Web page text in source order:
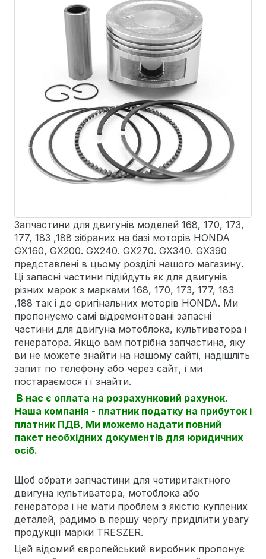
Запчастини для двигунів моделей 168, 170, 173,
177, 183 ,188 зібраних на базі моторів HONDA
GX160, GX200. GX240. GX270. GX340. GX390
представлені в цьому розділі нашого магазину.
Ці запасні частини підійдуть як для двигунів
різних марок з марками 168, 170, 173, 177, 183
,188 так і до оригінальних моторів HONDA. Ми
пропонуємо самі відремонтовані запасні
частини для двигуна мотоблока, культиватора і
генератора. Якщо вам потрібна запчастина, яку
ви не можете знайти на нашому сайті, надішліть
запит по телефону або через сайт, і ми
постараємося її знайти.
В нас є оплата на розрахунковий рахунок.
Наша компанія - платник податку на прибуток і
платник ПДВ, Ми можемо надати повний
пакет необхідних документів для юридичних
осіб.
Щоб обрати запчастини для чотиритактного
двигуна культиватора, мотоблока або
генератора і не мати проблем з якістю куплених
деталей, радимо в першу чергу приділити увагу
продукції марки TRESZER.
Цей відомий європейський виробник пропонує